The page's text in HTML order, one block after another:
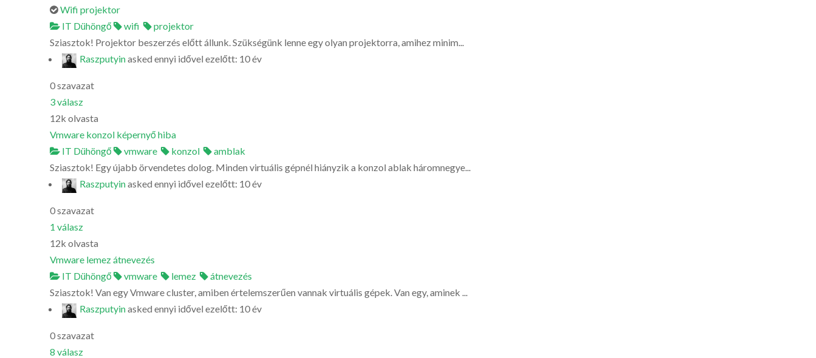
Wifi projektor
IT Dühöngő
wifi
projektor
Sziasztok! Projektor beszerzés előtt állunk. Szükségünk lenne egy olyan projektorra, amihez minim...
Raszputyinasked ennyi idővel ezelőtt: 10 év
0szavazat
3válasz
12k olvasta
Vmware konzol képernyő hiba
IT Dühöngő
vmware konzol
amblak
Sziasztok! Egy újabb örvendetes dolog. Minden virtuális gépnél hiányzik a konzol ablak háromnegye...
Raszputyinasked ennyi idővel ezelőtt: 10 év
0szavazat
1 válasz
12k olvasta
Vmware lemez átnevezés
IT Dühöngő
vmware lemez
átnevezés
Sziasztok! Van egy Vmware cluster, amiben értelemszerűen vannak virtuális gépek. Van egy, aminek ...
Raszputyinasked ennyi idővel ezelőtt: 10 év
0szavazat
8 válasz